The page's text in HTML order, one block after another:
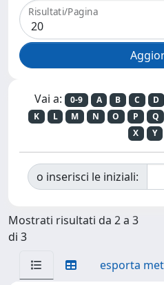
Risultati/Pagina
Vai a: 0-9 A B C D
K
L M N O P Q
X
Y
o inserisci le iniziali:
Mostrati risultati da 2 a 3
di 3
esporta